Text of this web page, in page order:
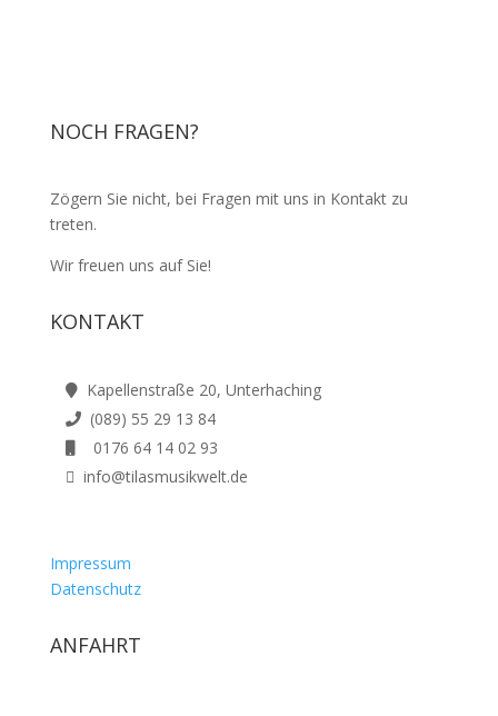
NOCH FRAGEN?
Zögern Sie nicht, bei Fragen mit uns in Kontakt zu
treten.
Wir freuen uns auf Sie!
KONTAKT
Kapellenstraße 20, Unterhaching
(089) 55 29 13 84
0176 64 14 02 93
info@tilasmusikwelt.de
Impressum
Datenschutz
ANFAHRT